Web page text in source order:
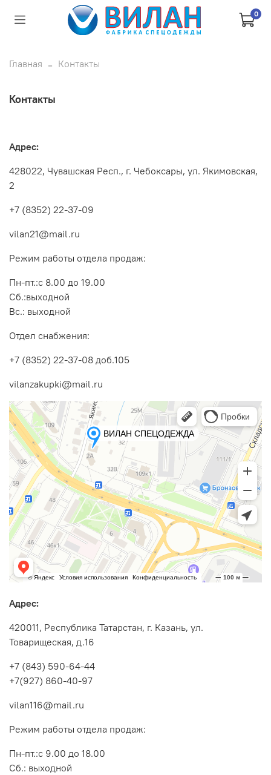
0
Главная Контакты
Контакты
Адрес:
428022, Чувашская Респ., г. Чебоксары, ул. Якимовская,
2
+7 (8352) 22-37-09
vilan21@mail.ru
Режим работы отдела продаж:
Пн-пт.:с 8.00 до 19.00
Сб.:выходной
Вс.: выходной
Отдел снабжения:
+7 (8352) 22-37-08 доб.105
vilanzakupki@mail.ru
Адрес:
420011, Республика Татарстан, г. Казань, ул.
Товарищеская, д.16
+7 (843) 590-64-44
+7(927) 860-40-97
vilan116@mail.ru
Режим работы отдела продаж:
Пн-пт.:с 9.00 до 18.00
Cб.: выходной